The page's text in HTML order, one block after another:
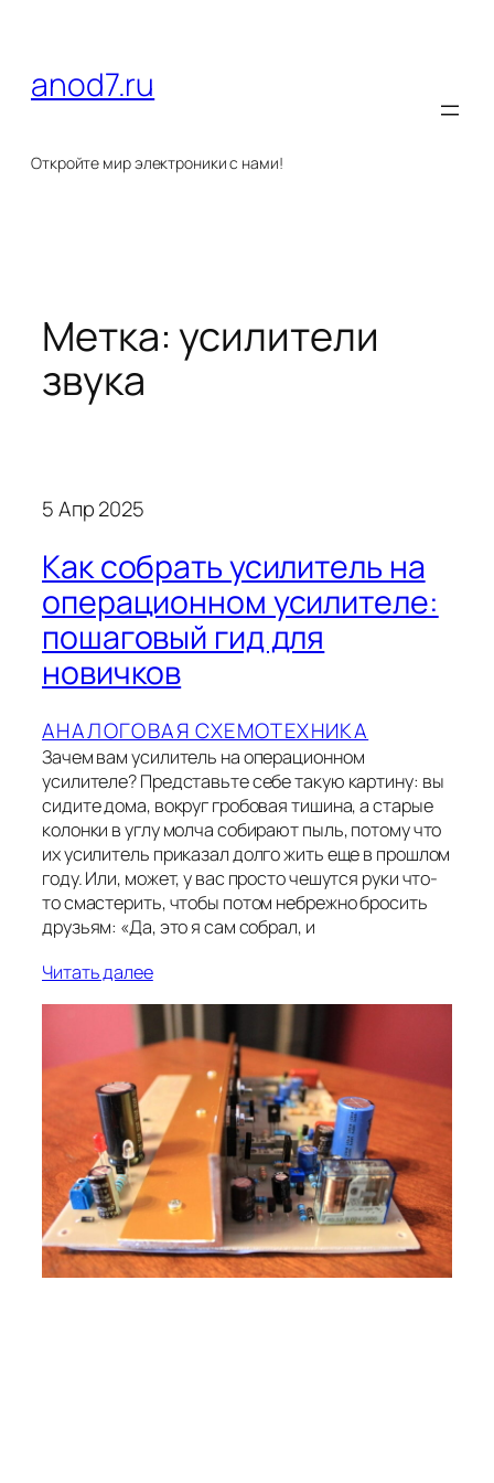
содержимому
anod7.ru
Откройте мир электроники с нами!
Метка:усилители
звука
5 Апр 2025
Как собрать усилитель на
операционном усилителе:
пошаговый гид для
новичков
АНАЛОГОВАЯ СХЕМОТЕХНИКА
Зачем вам усилитель на операционном
усилителе? Представьте себе такую картину: вы
сидите дома, вокруг гробовая тишина, а старые
колонки в углу молча собирают пыль, потому что
их усилитель приказал долго жить еще в прошлом
году. Или, может, у вас просто чешутся руки что-
то смастерить, чтобы потом небрежно бросить
друзьям: «Да, это я сам собрал, и
Читать далее